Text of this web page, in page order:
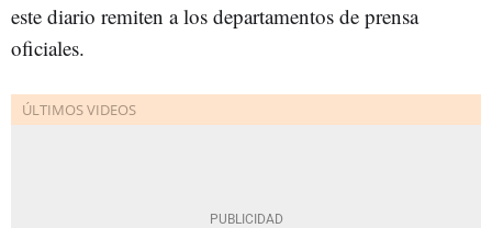
este diario remiten a los departamentos de prensa
oficiales.